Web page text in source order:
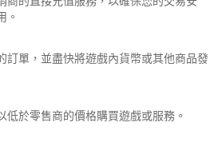
。
訂單，並盡快將遊戲內貨幣或其他商品發
低於零售商的價格購買遊戲或服務。